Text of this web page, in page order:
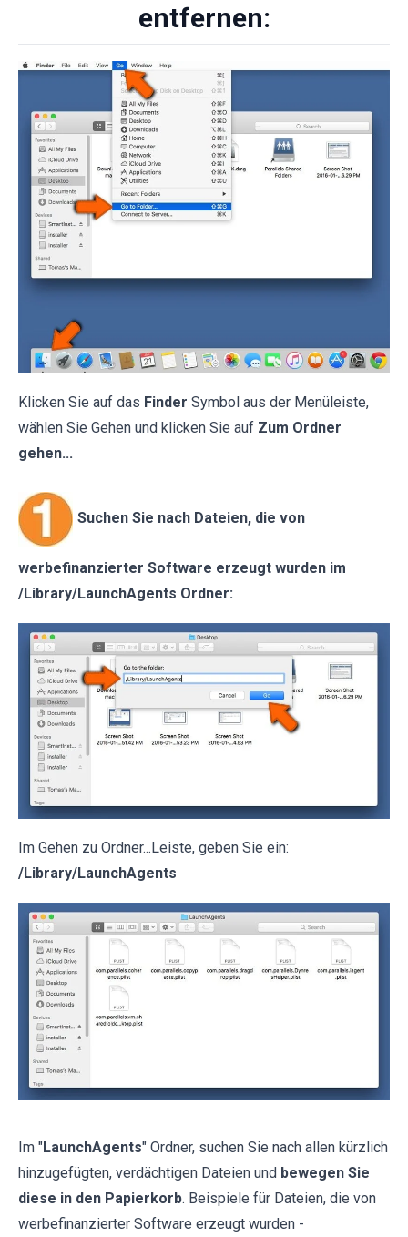
entfernen:
Klicken Sie auf das Finder Symbol aus der Menüleiste,
wählen Sie Gehen und klicken Sie auf Zum Ordner
gehen...
Suchen Sie nach Dateien, die von
werbefinanzierter Software erzeugt wurden im
/Library/LaunchAgents Ordner:
Im Gehen zu Ordner...Leiste, geben Sie ein:
/Library/LaunchAgents
Im "LaunchAgents" Ordner, suchen Sie nach allen kürzlich
hinzugefügten, verdächtigen Dateien und bewegen Sie
diese in den Papierkorb. Beispiele für Dateien, die von
werbefinanzierter Software erzeugt wurden -